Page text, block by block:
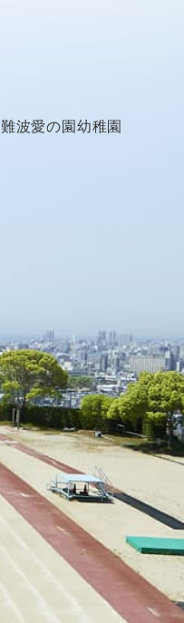
難波愛の園幼稚園